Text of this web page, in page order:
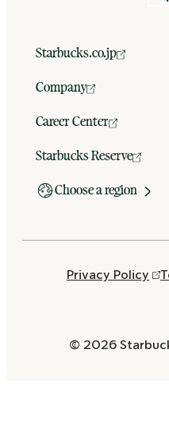
Starbucks.co.jp
Company
Career Center
Starbucks Reserve
Choose a region
Privacy Policy
© 2026